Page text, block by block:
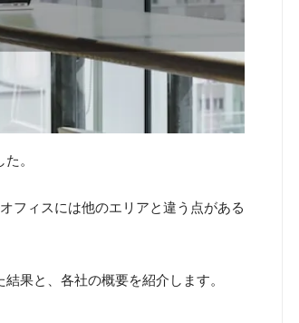
。
フィスには他のエリアと違う点がある
果と、各社の概要を紹介します。